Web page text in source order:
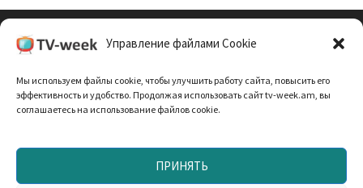
Управление файлами Cookie
Мы используем файлы cookie, чтобы улучшить работу сайта, повысить его
эффективность и удобство. Продолжая использовать сайт tv-week.am, вы
соглашаетесь на использование файлов cookie.
ПРИНЯТЬ
Политика Конфиденциальности
Запрещено использование материалов TV-неделя без